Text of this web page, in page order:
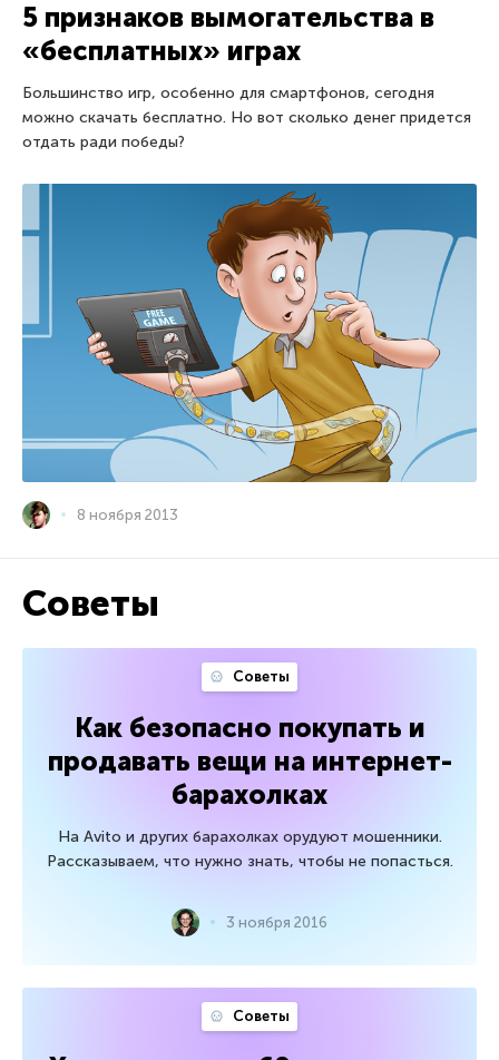
5 признаков вымогательства в
«бесплатных» играх
Большинство игр, особенно для смартфонов, сегодня
можно скачать бесплатно. Но вот сколько денег придется
отдать ради победы?
8 ноября 2013
Советы
Советы
Как безопасно покупать и
продавать вещи на интернет-
барахолках
На Avito и других барахолках орудуют мошенники.
Рассказываем, что нужно знать, чтобы не попасться.
3 ноября 2016
Советы